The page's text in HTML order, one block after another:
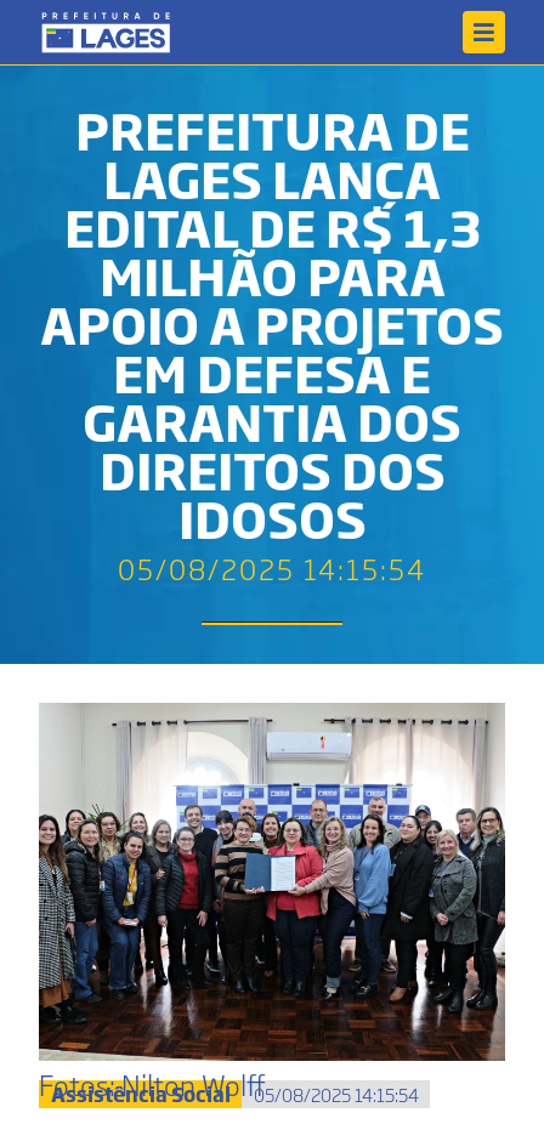
PREFEITURA DE
LAGES LANÇA
EDITAL DE R$ 1,3
MILHÃO PARA
APOIO A PROJETOS
EM DEFESA E
GARANTIA DOS
DIREITOS DOS
IDOSOS
05/08/2025 14:15:54
Fotos: Nilton Wolff
Assistência Social 05/08/2025 14:15:54